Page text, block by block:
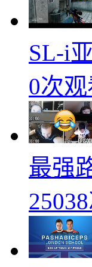
SL-i
0次观
最强